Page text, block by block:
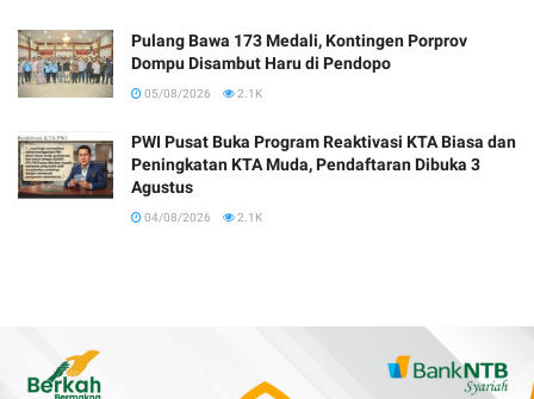
Pulang Bawa 173 Medali, Kontingen Porprov
Dompu Disambut Haru di Pendopo
05/08/2026 2.1K
PWI Pusat Buka Program Reaktivasi KTA Biasa dan
Peningkatan KTA Muda, Pendaftaran Dibuka 3
Agustus
04/08/2026 2.1K